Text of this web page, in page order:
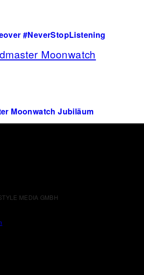
#NeverStopListening
Moonwatch Jubiläum
MEDIA GMBH